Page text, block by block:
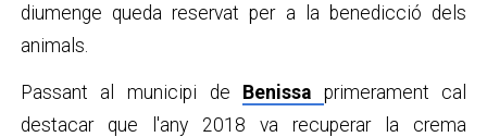
diumenge queda reservat per a la benedicció dels
animals.
Passant al municipi de Benissa primerament cal
destacar que l'any 2018 va recuperar la crema